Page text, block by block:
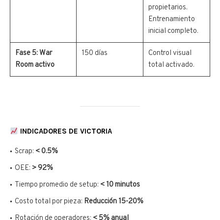
propietarios.
Entrenamiento
inicial completo.
Fase 5: War
Room activo
150 días
Control visual
total activado.
INDICADORES DE VICTORIA
Scrap: < 0.5%
OEE: > 92%
Tiempo promedio de setup: < 10 minutos
Costo total por pieza: Reducción 15-20%